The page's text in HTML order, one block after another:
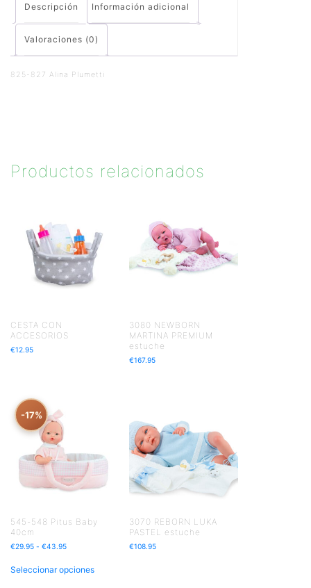
Descripción Información adicional
Valoraciones (0)
825-827 Alina Plumetti
Productos relacionados
CESTA CON
ACCESORIOS
€12.95
3080 NEWBORN
MARTINA PREMIUM
estuche
€167.95
-17%
545-548 Pitus Baby
40cm
€29.95 - €43.95
Seleccionar opciones
3070 REBORN LUKA
PASTEL estuche
€108.95